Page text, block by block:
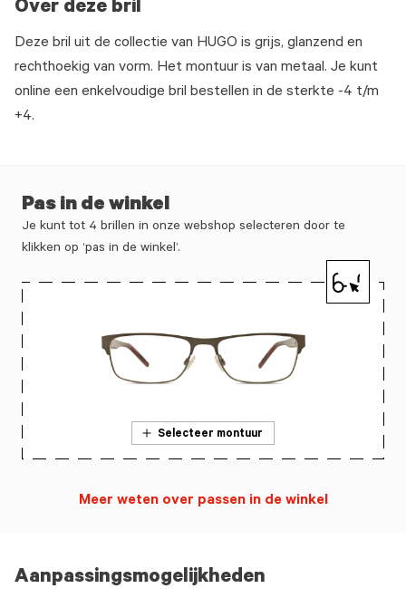
Over deze bril
Deze bril uit de collectie van HUGO is grijs, glanzend en
rechthoekig van vorm. Het montuur is van metaal. Je kunt
online een enkelvoudige bril bestellen in de sterkte -4 t/m
+4.
Aanpassingsmogelijkheden
Pas in de winkel
Je kunt tot 4 brillen in onze webshop selecteren door te
klikken op ‘pas in de winkel’.
Selecteer montuur
Meer weten over passen in de winkel